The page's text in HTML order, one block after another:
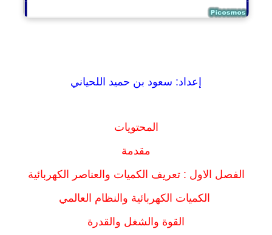
إعداد: سعود بن حميد اللحياني
المحتويات
مقدمة
الفصل الاول : تعريف الكميات والعناصر الكهربائية
الكميات الكهربائية والنظام العالمي
القوة والشغل والقدرة